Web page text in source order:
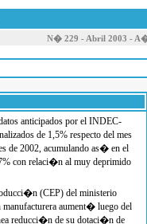
N� 229 - Abril 2003 -
anticipados por el INDEC-
de 1,5% respecto del mes
de 2002, acumulando as� en el
con relaci�n al muy deprimido
(CEP) del ministerio
aument� luego del
reducci�n de su dotaci�n de